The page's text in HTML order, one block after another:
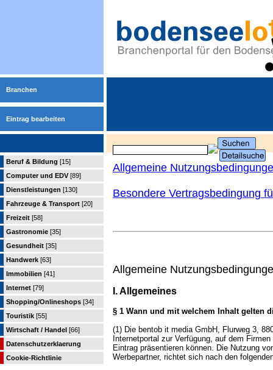
Branchen
Eintrag bearbeiten
Beruf & Bildung [15]
Computer und EDV [89]
Dienstleistungen [130]
Fahrzeuge & Transport [20]
Freizeit [58]
Gastronomie [35]
Gesundheit [35]
Handwerk [63]
Immobilien [41]
Internet [79]
Shopping/Onlineshops [34]
Touristik [55]
Wirtschaft / Handel [66]
Datenschutzerklaerung
Cookie-Richtlinie
Allgemeine
Besondere Vertragsbedingung
Allgemeine
I. Allgemeines
§ 1 Wann und mit welchem Inhalt gelten
(1) Die bentob it media GmbH, Flurweg 3,
Internetportal zur Verfügung, auf dem Firmen
Eintrag präsentieren können. Die Nutzung
Werbepartner, richtet sich nach den